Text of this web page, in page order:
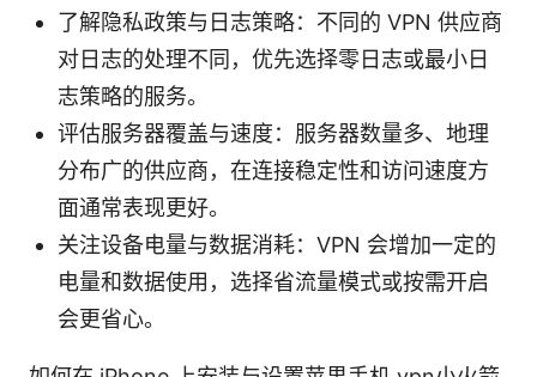
了解隐私政策与日志策略：不同的 VPN 供应商
对日志的处理不同，优先选择零日志或最小日
志策略的服务。
评估服务器覆盖与速度：服务器数量多、地理
分布广的供应商，在连接稳定性和访问速度方
面通常表现更好。
关注设备电量与数据消耗：VPN 会增加一定的
电量和数据使用，选择省流量模式或按需开启
会更省心。